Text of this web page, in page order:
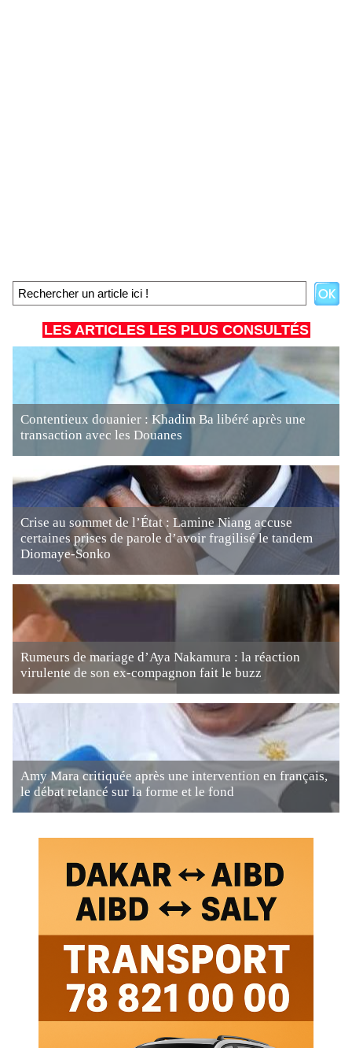
LES ARTICLES LES PLUS CONSULTÉS
Contentieux douanier : Khadim Ba libéré après une
transaction avec les Douanes
Crise au sommet de l’État : Lamine Niang accuse
certaines prises de parole d’avoir fragilisé le tandem
Diomaye-Sonko
Rumeurs de mariage d’Aya Nakamura : la réaction
virulente de son ex-compagnon fait le buzz
Amy Mara critiquée après une intervention en français,
le débat relancé sur la forme et le fond